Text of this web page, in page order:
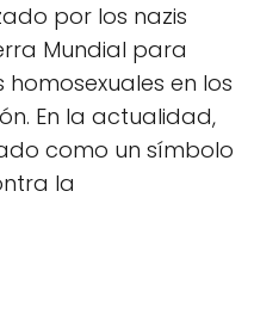
por los nazis
Mundial para
en los
En la actualidad,
como un símbolo
la